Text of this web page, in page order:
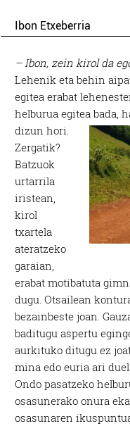
Ibon Etxeberria
– Ibon, zein kirol da
Lehenik eta behin
egitea erabat
helburua egitea bada,
dizun hori.
Zergatik?
Batzuok
urtarrila
iristean,
kirol
txartela
ateratzeko
garaian,
erabat motibatuta
dugu. Otsailean
bezainbeste joan.
baditugu aspertu
aurkituko ditugu ez
mina edo euria ari
Ondo pasatzeko
osasunerako onura
osasunaren